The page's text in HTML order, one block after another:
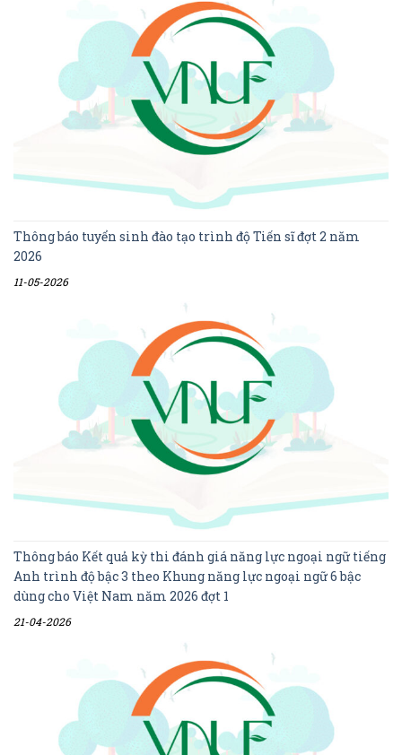
Thông báo tuyển sinh đào tạo trình độ Tiến sĩ đợt 2 năm
2026
11-05-2026
Thông báo Kết quả kỳ thi đánh giá năng lực ngoại ngữ tiếng
Anh trình độ bậc 3 theo Khung năng lực ngoại ngữ 6 bậc
dùng cho Việt Nam năm 2026 đợt 1
21-04-2026